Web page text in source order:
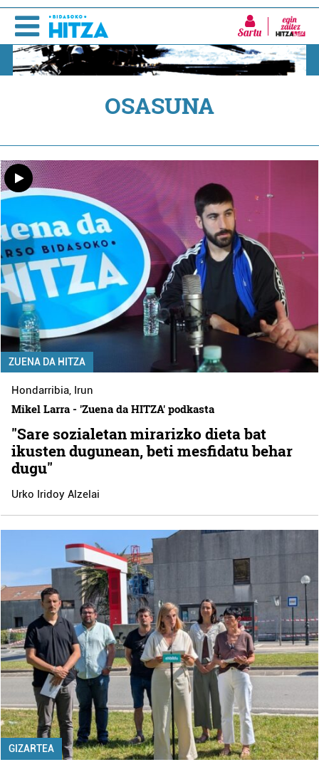
Sartu
OSASUNA
ZUENA DA HITZA
Hondarribia, Irun
Mikel Larra - 'Zuena da HITZA' podkasta
"Sare sozialetan mirarizko dieta bat
ikusten dugunean, beti mesfidatu behar
dugu"
Urko Iridoy Alzelai
GIZARTEA